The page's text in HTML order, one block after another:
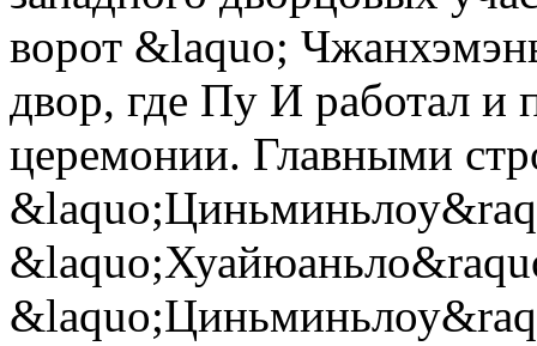
ворот &laquo;
двор, где Пу И работал и
церемонии. Главными